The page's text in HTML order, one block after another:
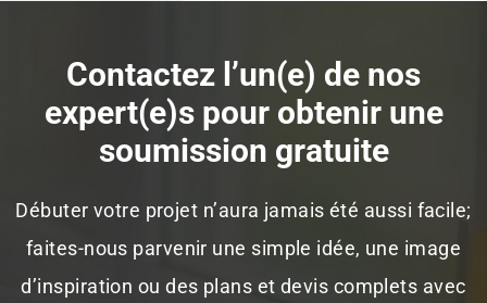
Contactez l’un(e) de nos
expert(e)s pour obtenir une
soumission gratuite
Débuter votre projet n’aura jamais été aussi facile;
faites-nous parvenir une simple idée, une image
d’inspiration ou des plans et devis complets avec